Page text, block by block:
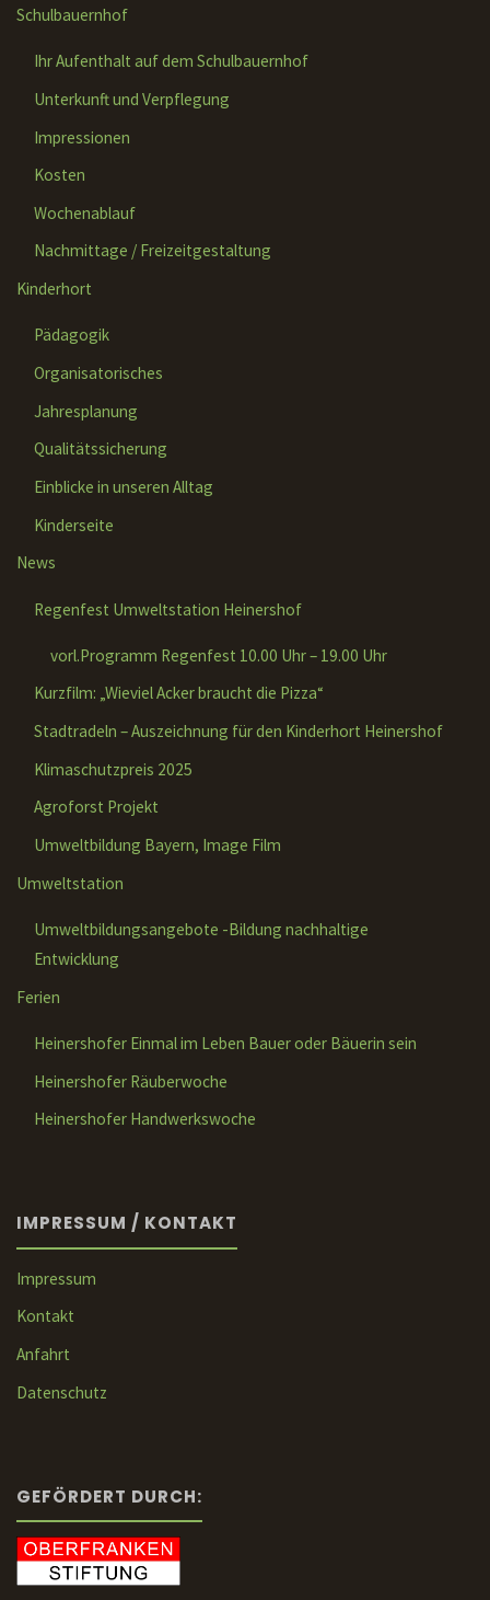
Schulbauernhof
Ihr Aufenthalt auf dem Schulbauernhof
Unterkunft und Verpflegung
Impressionen
Kosten
Wochenablauf
Nachmittage / Freizeitgestaltung
Kinderhort
Pädagogik
Organisatorisches
Jahresplanung
Qualitätssicherung
Einblicke in unseren Alltag
Kinderseite
News
Regenfest Umweltstation Heinershof
vorl.Programm Regenfest 10.00 Uhr – 19.00 Uhr
Kurzfilm: „Wieviel Acker braucht die Pizza“
Stadtradeln – Auszeichnung für den Kinderhort Heinershof
Klimaschutzpreis 2025
Agroforst Projekt
Umweltbildung Bayern, Image Film
Umweltstation
Umweltbildungsangebote -Bildung nachhaltige
Entwicklung
Ferien
Heinershofer Einmal im Leben Bauer oder Bäuerin sein
Heinershofer Räuberwoche
Heinershofer Handwerkswoche
IMPRESSUM / KONTAKT
Impressum
Kontakt
Anfahrt
Datenschutz
GEFÖRDERT DURCH: